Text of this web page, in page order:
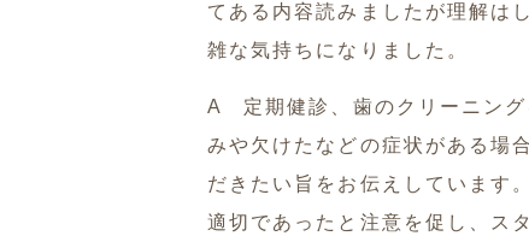
てある内容読みましたが理解は
雑な気持ちになりました。
A 定期健診、歯のクリーニング
みや欠けたなどの症状がある場
だきたい旨をお伝えしています
適切であったと注意を促し、ス